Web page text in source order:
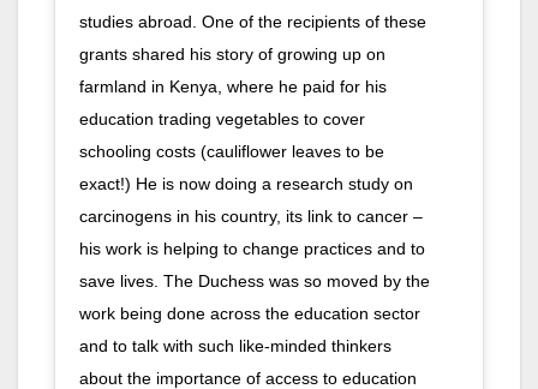
studies abroad. One of the recipients of these
grants shared his story of growing up on
farmland in Kenya, where he paid for his
education trading vegetables to cover
schooling costs (cauliflower leaves to be
exact!) He is now doing a research study on
carcinogens in his country, its link to cancer –
his work is helping to change practices and to
save lives. The Duchess was so moved by the
work being done across the education sector
and to talk with such like-minded thinkers
about the importance of access to education